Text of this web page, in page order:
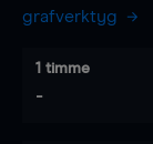
grafverktyg
1 timme
-